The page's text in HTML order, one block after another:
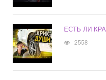
ЕСТЬ ЛИ
2558